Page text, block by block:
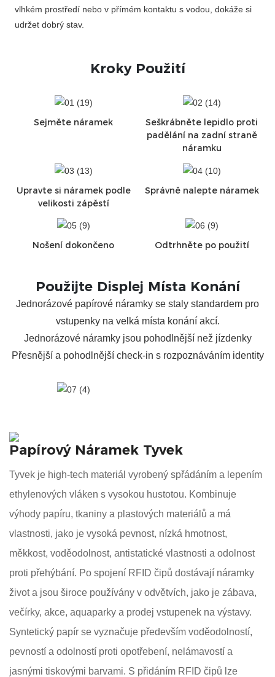
vlhkém prostředí nebo v přímém kontaktu s vodou, dokáže si
udržet dobrý stav.
Kroky Použití
Sejměte náramek
Seškrábněte lepidlo proti
padělání na zadní straně
náramku
Upravte si náramek podle
velikosti zápěstí
Správně nalepte náramek
Nošení dokončeno Odtrhněte po použití
Použijte Displej Místa Konání
Jednorázové papírové náramky se staly standardem pro
vstupenky na velká místa konání akcí.
Jednorázové náramky jsou pohodlnější než jízdenky
Přesnější a pohodlnější check-in s rozpoznáváním identity
Papírový Náramek Tyvek
Tyvek je high-tech materiál vyrobený spřádáním a lepením
ethylenových vláken s vysokou hustotou. Kombinuje
výhody papíru, tkaniny a plastových materiálů a má
vlastnosti, jako je vysoká pevnost, nízká hmotnost,
měkkost, voděodolnost, antistatické vlastnosti a odolnost
proti přehýbání. Po spojení RFID čipů dostávají náramky
život a jsou široce používány v odvětvích, jako je zábava,
večírky, akce, aquaparky a prodej vstupenek na výstavy.
Syntetický papír se vyznačuje především voděodolností,
pevností a odolností proti opotřebení, nelámavostí a
jasnými tiskovými barvami. S přidáním RFID čipů lze